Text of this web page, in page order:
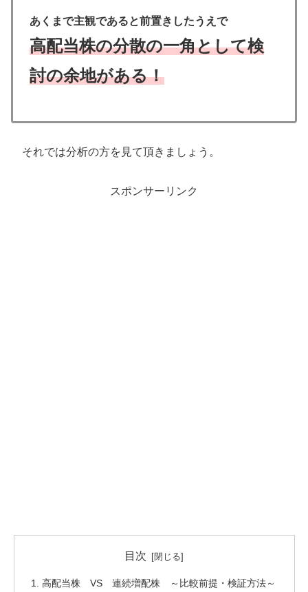
あくまで主観であると前置きしたうえで
高配当株の分散の一角として検
討の余地がある！
それでは分析の方を見て頂きましょう。
スポンサーリンク
目次
高配当株 VS 連続増配株 ～比較前提・検証方法～